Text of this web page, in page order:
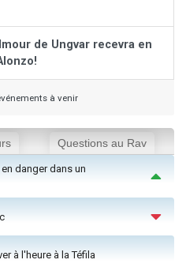
de Ungvar recevra en
à venir
Questions au Rav
en danger dans un
à l'heure à la Téfila